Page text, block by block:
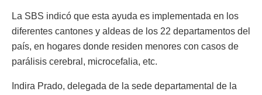
La SBS indicó que esta ayuda es implementada en los
diferentes cantones y aldeas de los 22 departamentos del
país, en hogares donde residen menores con casos de
parálisis cerebral, microcefalia, etc.
Indira Prado, delegada de la sede departamental de la